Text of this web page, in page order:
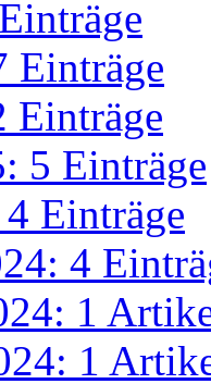
Einträge
Einträge
5 Einträge
Einträge
4
1
1